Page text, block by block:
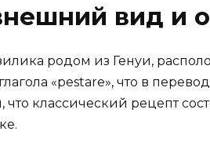
вид и
родом из Генуи,
«pestare», что в
что классический рецепт